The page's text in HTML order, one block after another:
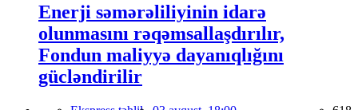
Enerji səmərəliliyinin idarə
olunmasını rəqəmsallaşdırılır,
Fondun maliyyə dayanıqlığını
gücləndirilir